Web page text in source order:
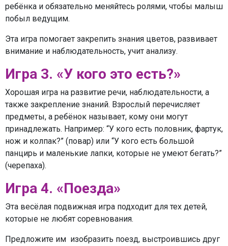
ребёнка и обязательно меняйтесь ролями, чтобы малыш
побыл ведущим.
Эта игра помогает закрепить знания цветов, развивает
внимание и наблюдательность, учит анализу.
Игра 3. «У кого это есть?»
Хорошая игра на развитие речи, наблюдательности, а
также закрепление знаний. Взрослый перечисляет
предметы, а ребёнок называет, кому они могут
принадлежать. Например: “У кого есть половник, фартук,
нож и колпак?” (повар) или “У кого есть большой
панцирь и маленькие лапки, которые не умеют бегать?”
(черепаха).
Игра 4. «Поезда»
Эта весёлая подвижная игра подходит для тех детей,
которые не любят соревнования.
Предложите им изобразить поезд, выстроившись друг